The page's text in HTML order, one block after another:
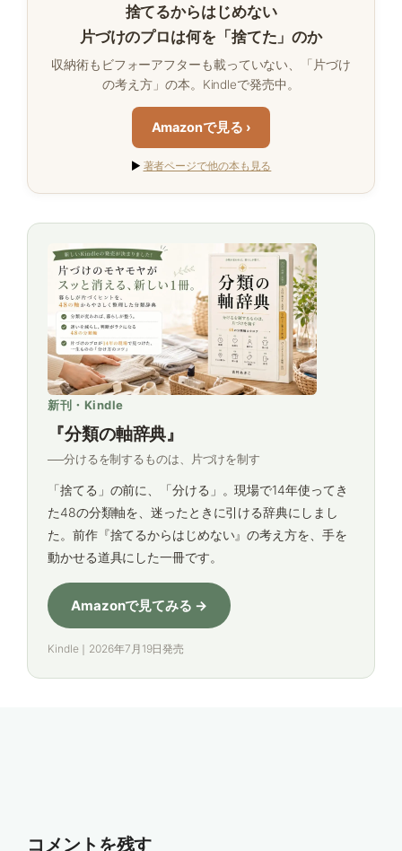
捨てるからはじめない
片づけのプロは何を「捨てた」のか
収納術もビフォーアフターも載っていない、「片づけ
の考え方」の本。Kindleで発売中。
Amazonで見る ›
▶ 著者ページで他の本も見る
新刊・Kindle
『分類の軸辞典』
──分けるを制するものは、片づけを制す
「捨てる」の前に、「分ける」。現場で14年使ってき
た48の分類軸を、迷ったときに引ける辞典にしまし
た。前作『捨てるからはじめない』の考え方を、手を
動かせる道具にした一冊です。
Amazonで見てみる →
Kindle｜2026年7月19日発売
コメントを残す